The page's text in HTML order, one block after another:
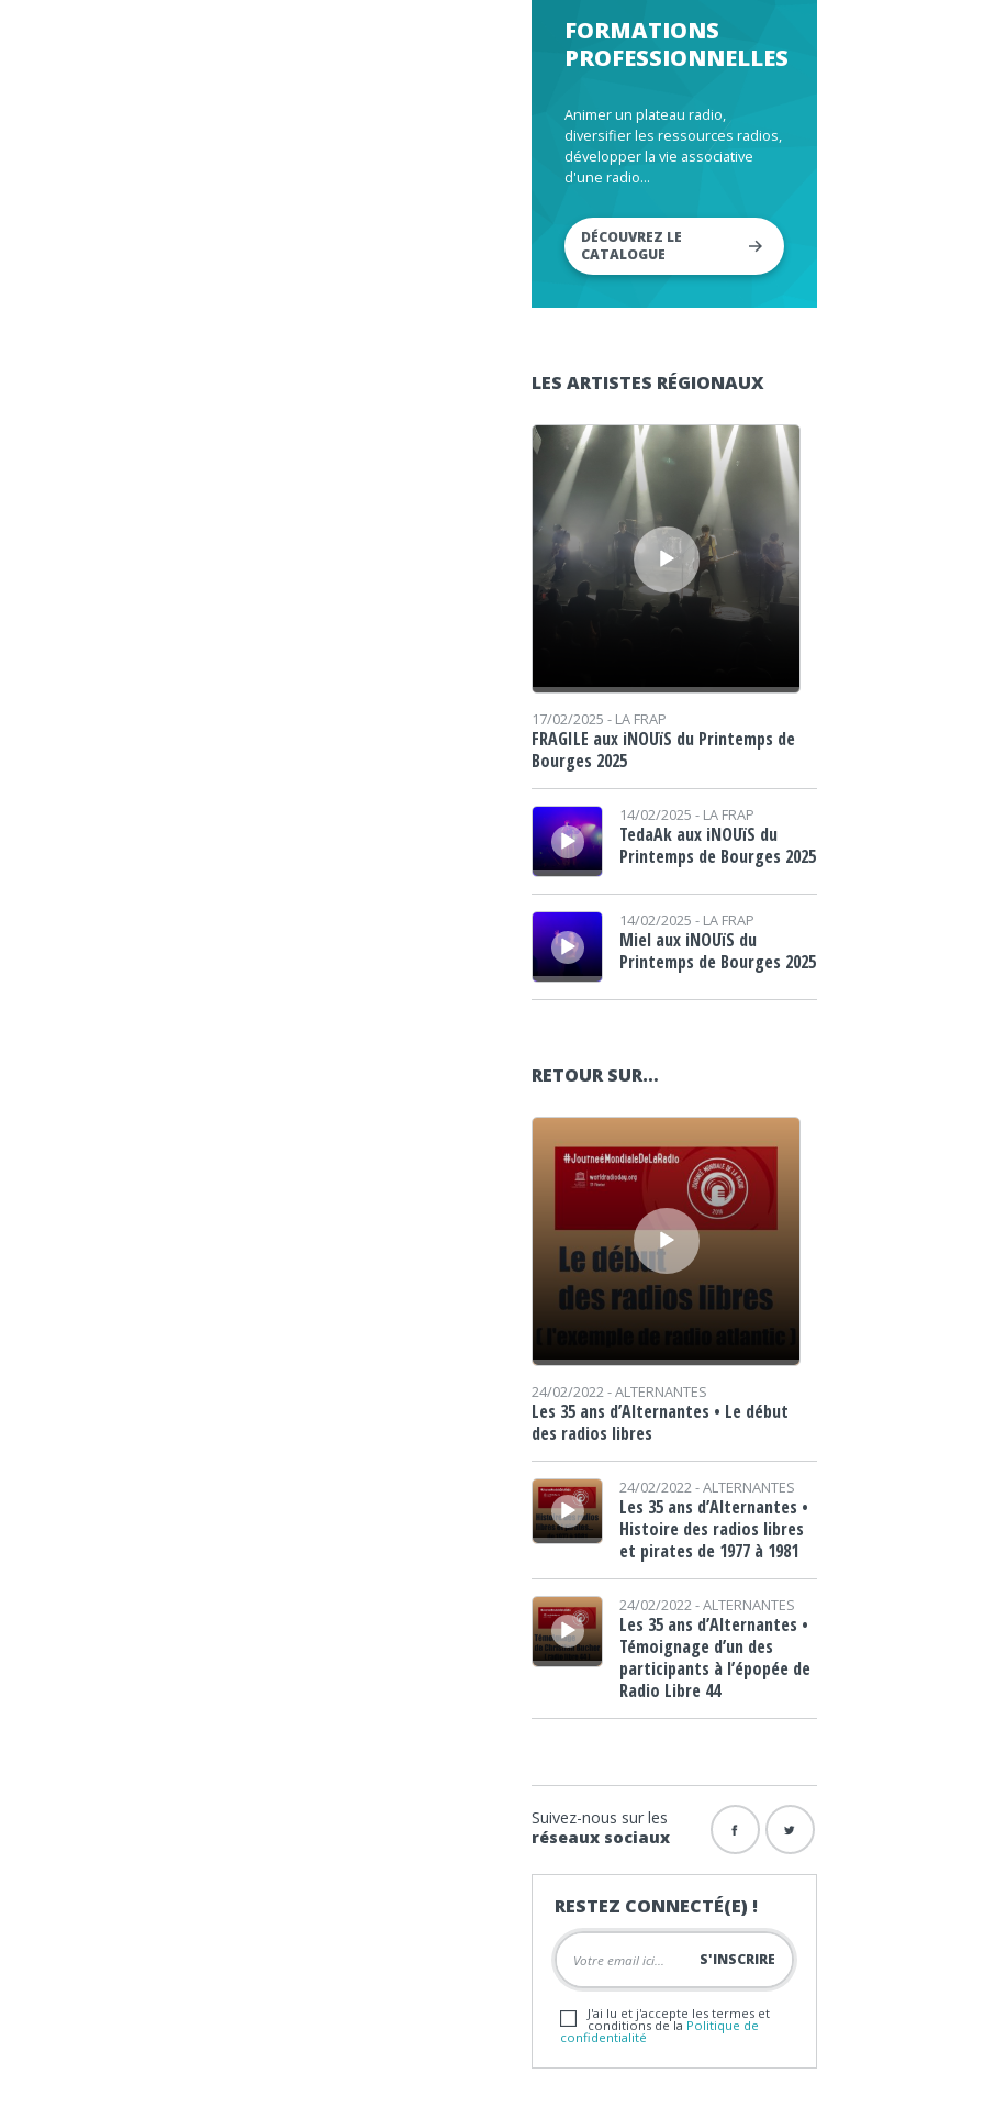
FORMATIONS
PROFESSIONNELLES
Animer un plateau radio,
diversifier les ressources radios,
développer la vie associative
d'une radio...
DÉCOUVREZ LE
CATALOGUE
LES ARTISTES RÉGIONAUX
Lecteur audio
17/02/2025 - LA FRAP
FRAGILE aux iNOUïS du Printemps de
Bourges 2025
Lecteur audio
14/02/2025 - LA FRAP
TedaAk aux iNOUïS du
Printemps de Bourges 2025
Lecteur audio 14/02/2025 - LA FRAP
Miel aux iNOUïS du
Printemps de Bourges 2025
RETOUR SUR…
Lecteur audio
24/02/2022 -ALTERNANTES
Les 35 ans d’Alternantes • Le début
des radios libres
Lecteur audio
24/02/2022 -ALTERNANTES
Les 35 ans d’Alternantes •
Histoire des radios libres
et pirates de 1977 à 1981
Lecteur audio
24/02/2022 -ALTERNANTES
Les 35 ans d’Alternantes •
Témoignage d’un des
participants à l’épopée de
Radio Libre 44
Suivez-nous sur les
réseaux sociaux
RESTEZ CONNECTÉ(E) !
J'ai lu et j'accepte les termes et
conditions de la Politique de
confidentialité